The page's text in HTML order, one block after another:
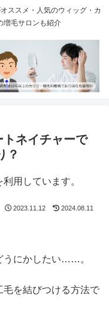
ススメ・人気のウィッグ・カ
増毛サロンも紹介
トネイチャーで
？
用しています。
2023.11.12 2024.08.11
うにかしたい……。
を結びつける方法で